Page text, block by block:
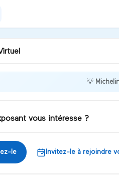
💡
vous intéresse ?
le Invitez-le à rejoindre